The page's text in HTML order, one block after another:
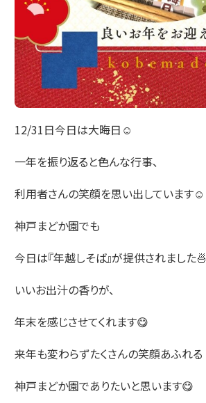
12/31日今日は大晦日☺️
一年を振り返ると色んな行事、
利用者さんの笑顔を思い出しています☺️
神戸まどか園でも
今日は『年越しそば』が提供されました🍜
いいお出汁の香りが、
年末を感じさせてくれます😋
来年も変わらずたくさんの笑顔あふれる
神戸まどか園でありたいと思います😋